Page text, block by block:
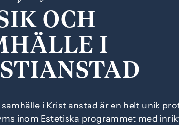
OCH
I
i Kristianstad är en helt unik
inom Estetiska programmet med